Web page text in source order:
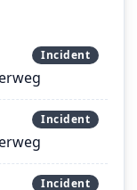
Incident
Incident
Incident